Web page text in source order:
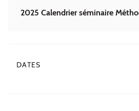
2025 Calendrier séminaire
DATES